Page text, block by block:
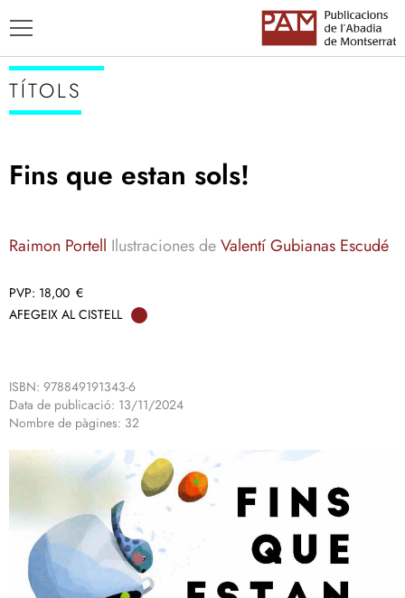
ENSENYAMENT CATALÀ
TÍTOLS
Fins que estan sols!
Raimon Portell Ilustraciones deValentí Gubianas Escudé
18,00 €
AFEGEIX AL CISTELL
ISBN: 978849191343-6
Data de publicació: 13/11/2024
Nombre de pàgines: 32